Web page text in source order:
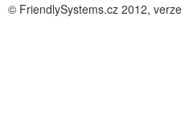
© FriendlySystems.cz 2012, verze